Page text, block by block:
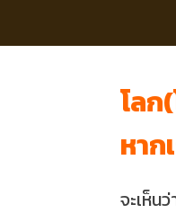
โลก
หาก
จะเห็น